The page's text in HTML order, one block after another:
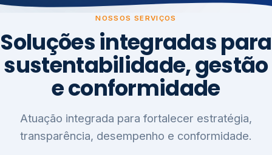
NOSSOS SERVIÇOS
Soluções integradas para
sustentabilidade, gestão
e conformidade
Atuação integrada para fortalecer estratégia,
transparência, desempenho e conformidade.